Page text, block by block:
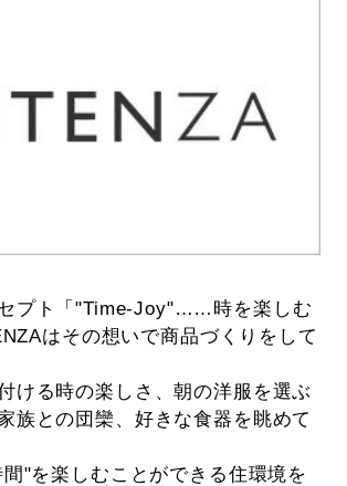
プト「"Time-Joy"……時を楽しむ
はその想いで商品づくりをして
ける時の楽しさ、朝の洋服を選ぶ
族との団欒、好きな食器を眺めて
"を楽しむことができる住環境を